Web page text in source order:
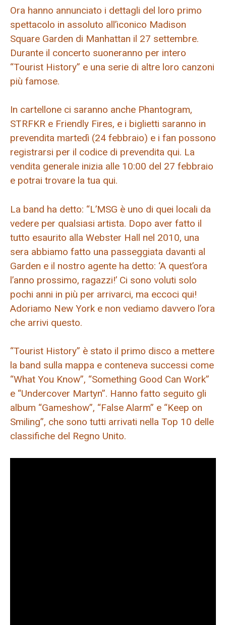
Ora hanno annunciato i dettagli del loro primo
spettacolo in assoluto all’iconico Madison
Square Garden di Manhattan il 27 settembre.
Durante il concerto suoneranno per intero
“Tourist History” e una serie di altre loro canzoni
più famose.
In cartellone ci saranno anche Phantogram,
STRFKR e Friendly Fires, e i biglietti saranno in
prevendita martedì (24 febbraio) e i fan possono
registrarsi per il codice di prevendita qui. La
vendita generale inizia alle 10:00 del 27 febbraio
e potrai trovare la tua qui.
La band ha detto: “L’MSG è uno di quei locali da
vedere per qualsiasi artista. Dopo aver fatto il
tutto esaurito alla Webster Hall nel 2010, una
sera abbiamo fatto una passeggiata davanti al
Garden e il nostro agente ha detto: ‘A quest’ora
l’anno prossimo, ragazzi!’ Ci sono voluti solo
pochi anni in più per arrivarci, ma eccoci qui!
Adoriamo New York e non vediamo davvero l’ora
che arrivi questo.
“Tourist History” è stato il primo disco a mettere
la band sulla mappa e conteneva successi come
“What You Know”, “Something Good Can Work”
e “Undercover Martyn”. Hanno fatto seguito gli
album “Gameshow”, “False Alarm” e “Keep on
Smiling”, che sono tutti arrivati ​​​​nella Top 10 delle
classifiche del Regno Unito.